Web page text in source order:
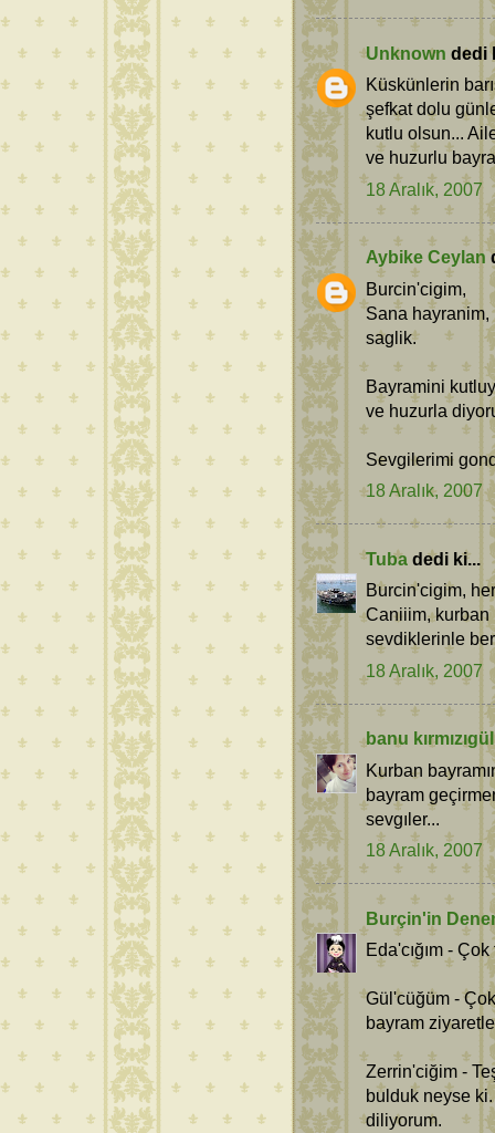
Unknown dedi
Küskünlerin
şefkat dolu
kutlu olsun...
ve huzurlu
18 Aralık, 2007
Aybike Ceylan
Burcin'cigim,
Sana
saglik.
Bayramini
ve huzurla
Sevgilerimi
18 Aralık, 2007
Tuba dedi ki...
Burcin'cigim,
Caniiim, kurban
sevdiklerinle
18 Aralık, 2007
banu kırmızıgül
Kurban
bayram
sevgıler...
18 Aralık, 2007
Burçin'in
Eda'cığım -
Gül'cüğüm -
bayram
Zerrin'ciğim -
bulduk neyse
diliyorum.